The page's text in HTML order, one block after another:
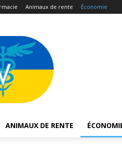
Animaux de rente Économie
ANIMAUX DE RENTE